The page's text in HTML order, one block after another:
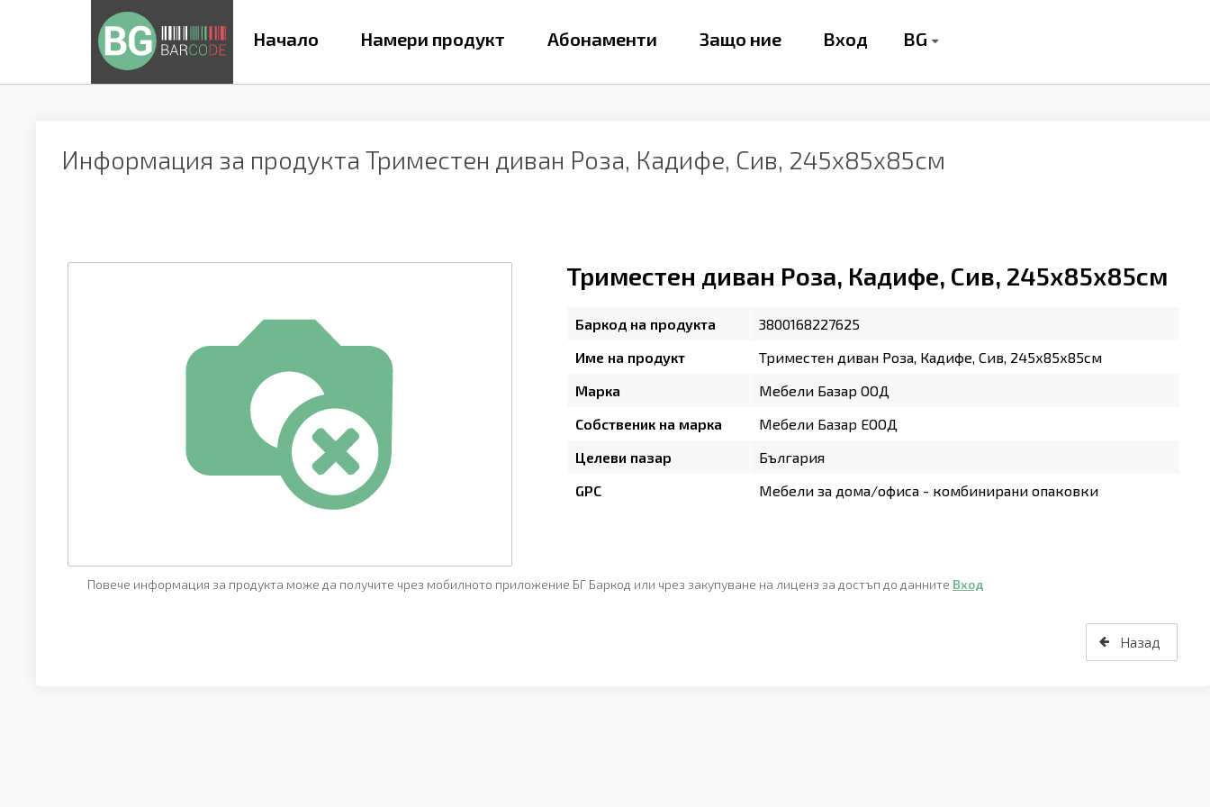
Начало Намери продукт Абонаменти Защо ние Вход BG
Информация за продуктаТриместен диван Роза, Кадифе, Сив, 245х85х85см
Триместен диван Роза, Кадифе, Сив, 245х85х85см
Баркод на продукта
3800168227625
Име на продукт
Триместен диван Роза, Кадифе, Сив, 245х85х85см
Марка
Мебели Базар ООД
Собственик на марка
Мебели Базар ЕООД
Целеви пазар
България
GPC
Мебели за дома/офиса - комбинирани опаковки
Повече информация за продукта може да получите чрез мобилното приложение БГ Баркод или чрез закупуване на лиценз за достъп до данните Вход
Назад